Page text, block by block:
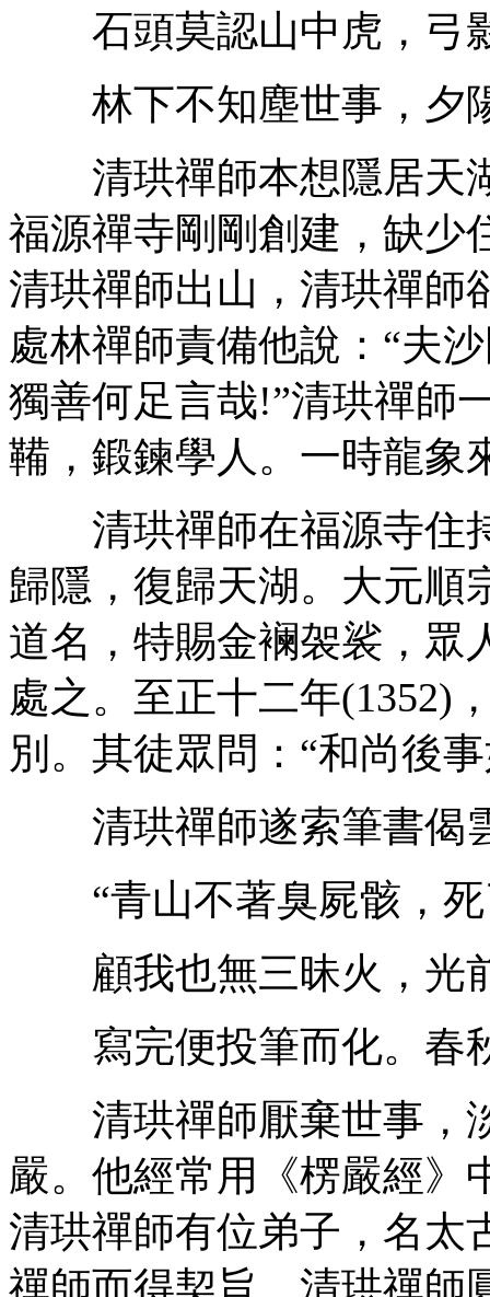
石頭莫認山中虎，弓
林下不知塵世事，夕
清珙禪師本想隱居天
福源禪寺剛剛創建，缺少
清珙禪師出山，清珙禪師
處林禪師責備他說：“夫
獨善何足言哉!”清珙禪師
鞴，鍛鍊學人。一時龍象
清珙禪師在福源寺住
歸隱，復歸天湖。大元順
道名，特賜金襕袈裟，眾
處之。至正十二年(1352)
別。其徒眾問：“和尚後
清珙禪師遂索筆書偈
“青山不著臭屍骸，死
顧我也無三昧火，光
寫完便投筆而化。春
清珙禪師厭棄世事，
嚴。他經常用《楞嚴經》
清珙禪師有位弟子，名太
禪師而得契旨。清珙禪師